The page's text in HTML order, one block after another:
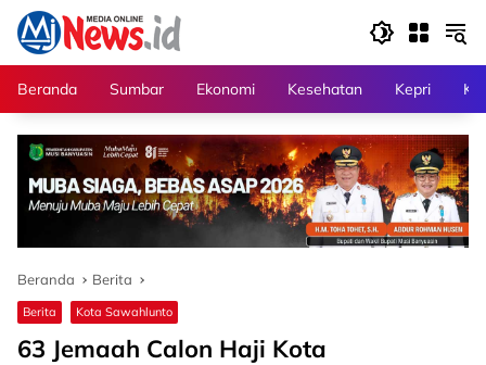
Langsung
konten
Beranda
Sumbar Ekonomi Kesehatan Kepri
Beranda Berita
Berita Kota Sawahlunto
63 Jemaah Calon Haji Kota